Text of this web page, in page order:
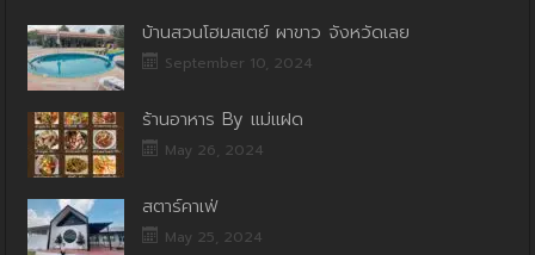
บ้านสวนโฮมสเตย์ ผาขาว จังหวัดเลย
September 10, 2024
ร้านอาหาร By แม่แฝด
May 26, 2024
สตาร์คาเฟ่
May 25, 2024